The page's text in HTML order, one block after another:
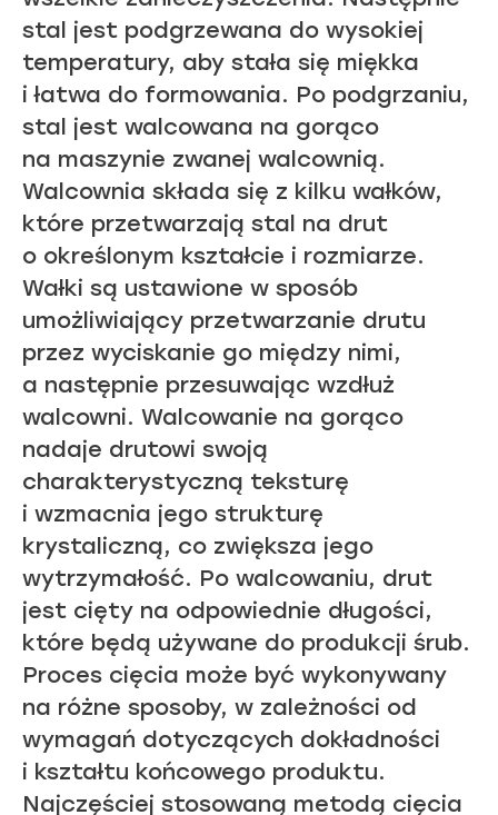
stal jest podgrzewana do wysokiej
temperatury, aby stała się miękka
i łatwa do formowania. Po podgrzaniu,
stal jest walcowana na gorąco
na maszynie zwanej walcownią.
Walcownia składa się z kilku wałków,
które przetwarzają stal na drut
o określonym kształcie i rozmiarze.
Wałki są ustawione w sposób
umożliwiający przetwarzanie drutu
przez wyciskanie go między nimi,
a następnie przesuwając wzdłuż
walcowni. Walcowanie na gorąco
nadaje drutowi swoją
charakterystyczną teksturę
i wzmacnia jego strukturę
krystaliczną, co zwiększa jego
wytrzymałość. Po walcowaniu, drut
jest cięty na odpowiednie długości,
które będą używane do produkcji śrub.
Proces cięcia może być wykonywany
na różne sposoby, w zależności od
wymagań dotyczących dokładności
i kształtu końcowego produktu.
Najczęściej stosowaną metodą cięcia